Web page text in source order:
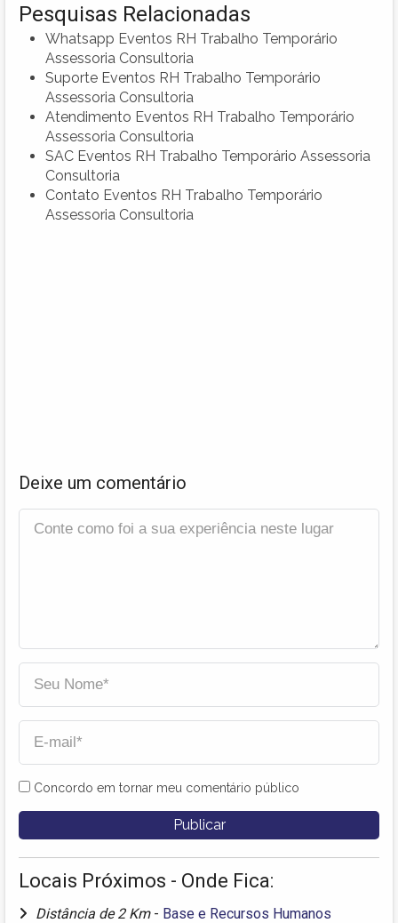
Pesquisas Relacionadas
Whatsapp Eventos RH Trabalho Temporário
Assessoria Consultoria
Suporte Eventos RH Trabalho Temporário
Assessoria Consultoria
Atendimento Eventos RH Trabalho Temporário
Assessoria Consultoria
SAC Eventos RH Trabalho Temporário Assessoria
Consultoria
Contato Eventos RH Trabalho Temporário
Assessoria Consultoria
Deixe um comentário
Concordo em tornar meu comentário público
Locais Próximos - Onde Fica:
Distância de 2 Km - Base e Recursos Humanos